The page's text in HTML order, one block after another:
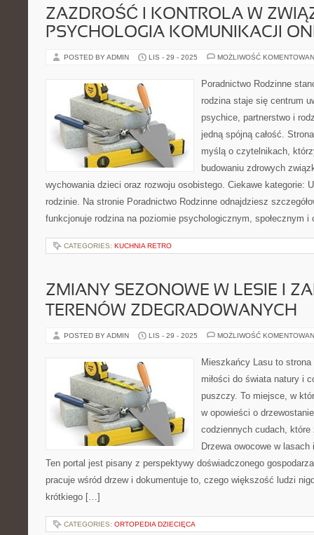
ZAZDROŚĆ I KONTROLA W
PSYCHOLOGIA KOMUNIKACJI
POSTED BY ADMIN LIS - 29 - 2025 MOŻLIWOŚĆ
Poradnictwo Rodzinne
rodzina staje się centrum
psychice, partnerstwo i
jedną spójną całość.
myślą o czytelnikach,
budowaniu zdrowych
wychowania dzieci oraz rozwoju osobistego. Ciekawe kategorie:
rodzinie. Na stronie Poradnictwo Rodzinne odnajdziesz
funkcjonuje rodzina na poziomie psychologicznym, społecznym
CATEGORIES: KUCHNIA RETRO
ZMIANY SEZONOWE W LESIE I
TERENÓW ZDEGRADOWANYCH
POSTED BY ADMIN LIS - 29 - 2025 MOŻLIWOŚĆ
Mieszkańcy Lasu to
miłości do świata natury i
puszczy. To miejsce, w
w opowieści o
codziennych cudach, które
Drzewa owocowe w
Ten portal jest pisany z perspektywy doświadczonego
pracuje wśród drzew i dokumentuje to, czego większość ludzi
krótkiego […]
CATEGORIES: ORTOPEDIA DZIECIĘCA